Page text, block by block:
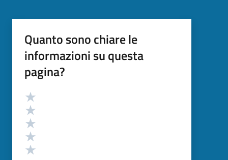
Quanto sono chiare le
informazioni su questa
pagina?
Valutazione